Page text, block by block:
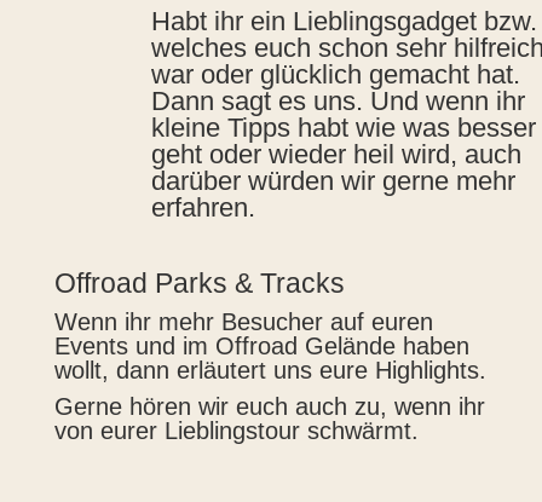
Habt ihr ein Lieblingsgadget bzw.
welches euch schon sehr
war oder glücklich gemacht hat.
Dann sagt es uns. Und wenn ihr
kleine Tipps habt wie was besser
geht oder wieder heil wird, auch
darüber würden wir gerne mehr
erfahren.
Offroad Parks & Tracks
Wenn ihr mehr Besucher auf euren
Events und im Offroad Gelände haben
wollt, dann erläutert uns eure Highlights.
Gerne hören wir euch auch zu, wenn ihr
von eurer Lieblingstour schwärmt.